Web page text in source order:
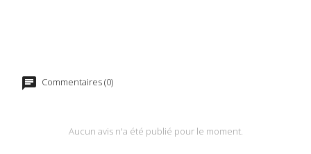
Commentaires (0)
Aucun avis n'a été publié pour le moment.